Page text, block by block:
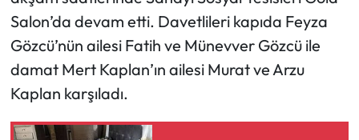
Salon’da devam etti. Davetlileri kapıda Feyza
Gözcü’nün ailesi Fatih ve Münevver Gözcü ile
damat Mert Kaplan’ın ailesi Murat ve Arzu
Kaplan karşıladı.